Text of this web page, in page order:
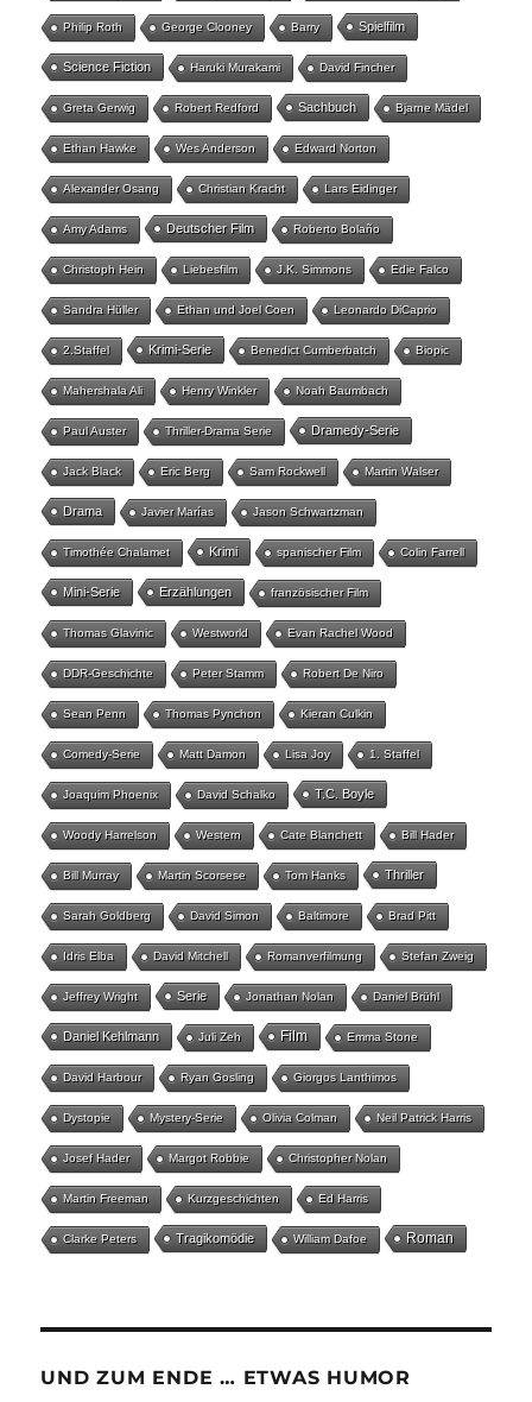
Philip Roth George Clooney Barry Spielfilm
Science Fiction Haruki Murakami David Fincher
Greta Gerwig Robert Redford Sachbuch Bjarne Mädel
Ethan Hawke Wes Anderson Edward Norton
Alexander Osang Christian Kracht Lars Eidinger
Amy Adams Deutscher Film Roberto Bolaño
Christoph Hein Liebesfilm J.K. Simmons Edie Falco
Sandra Hüller Ethan und Joel Coen Leonardo DiCaprio
2.Staffel Krimi-Serie Benedict Cumberbatch Biopic
Mahershala Ali Henry Winkler Noah Baumbach
Paul Auster Thriller-Drama Serie Dramedy-Serie
Jack Black Eric Berg Sam Rockwell Martin Walser
Drama Javier Marías Jason Schwartzman
Timothée Chalamet Krimi spanischer Film Colin Farrell
Mini-Serie Erzählungen französischer Film
Thomas Glavinic Westworld Evan Rachel Wood
DDR-Geschichte Peter Stamm Robert De Niro
Sean Penn Thomas Pynchon Kieran Culkin
Comedy-Serie Matt Damon Lisa Joy 1. Staffel
Joaquim Phoenix David Schalko T.C. Boyle
Woody Harrelson Western Cate Blanchett Bill Hader
Bill Murray Martin Scorsese Tom Hanks Thriller
Sarah Goldberg David Simon Baltimore Brad Pitt
Idris Elba David Mitchell Romanverfilmung Stefan Zweig
Jeffrey Wright Serie Jonathan Nolan Daniel Brühl
Daniel Kehlmann Juli Zeh Film Emma Stone
David Harbour Ryan Gosling Giorgos Lanthimos
Dystopie Mystery-Serie Olivia Colman Neil Patrick Harris
Josef Hader Margot Robbie Christopher Nolan
Martin Freeman Kurzgeschichten Ed Harris
Clarke Peters Tragikomödie William Dafoe Roman
UND ZUM ENDE … ETWAS HUMOR